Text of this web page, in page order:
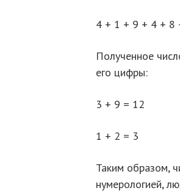
4 + 1 + 9 + 4 + 8
Полученное
его цифры:
3 + 9 = 12
1 + 2 = 3
Таким образом,
нумерологией,